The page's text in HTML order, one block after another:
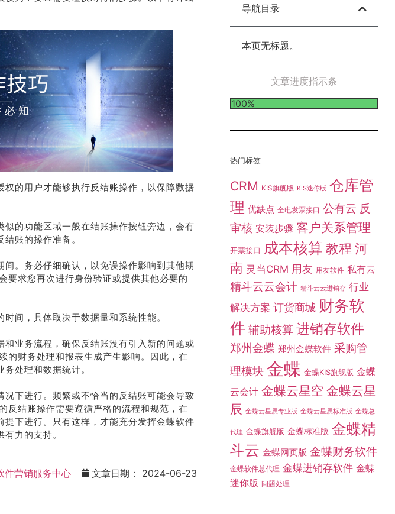
售
的用户才能够执行反结账操作，以保障数据
的功能区域一般在结账操作按钮旁边，会有
账的操作准备。
。务必仔细确认，以免误操作影响到其他期
要求您再次进行身份验证或提供其他必要的
间，具体取决于数据量和系统性能。
业务流程，确保反结账没有引入新的问题或
的财务处理和报表生成产生影响。因此，在
处理和数据统计。
下进行。频繁或不恰当的反结账可能会导致
反结账操作需要遵循严格的流程和规范，在
下进行。只有这样，才能充分发挥金蝶软件
力的支持。
件营销服务中心 文章日期： 2024-06-23
导航目录
本页无标题。
文章进度指示条
100%
热门标签
CRM KIS旗舰版 KIS迷你版 仓库管
理 优缺点 全电发票接口 公有云 反
审核 安装步骤 客户关系管理
开票接口 成本核算 教程 河
南 灵当CRM 用友 用友软件 私有云
精斗云云会计 精斗云云进销存 行业
解决方案 订货商城 财务软
件 辅助核算 进销存软件
郑州金蝶 郑州金蝶软件 采购管
理模块 金蝶 金蝶KIS旗舰版 金蝶
云会计 金蝶云星空 金蝶云星
辰 金蝶云星辰专业版 金蝶云星辰标准版 金蝶总
代理 金蝶旗舰版 金蝶标准版 金蝶精
斗云 金蝶网页版 金蝶财务软件
金蝶软件总代理 金蝶进销存软件 金蝶
迷你版 问题处理